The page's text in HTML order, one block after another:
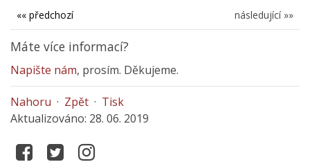
následující »»
«« předchozí
Máte více informací?
Napište nám, prosím. Děkujeme.
Nahoru · Zpět · Tisk
Aktualizováno: 28. 06. 2019